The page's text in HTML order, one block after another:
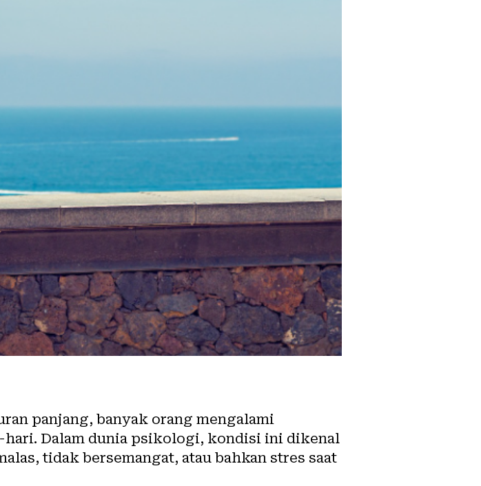
panjang, banyak orang mengalami
Dalam dunia psikologi, kondisi ini dikenal
tidak bersemangat, atau bahkan stres saat